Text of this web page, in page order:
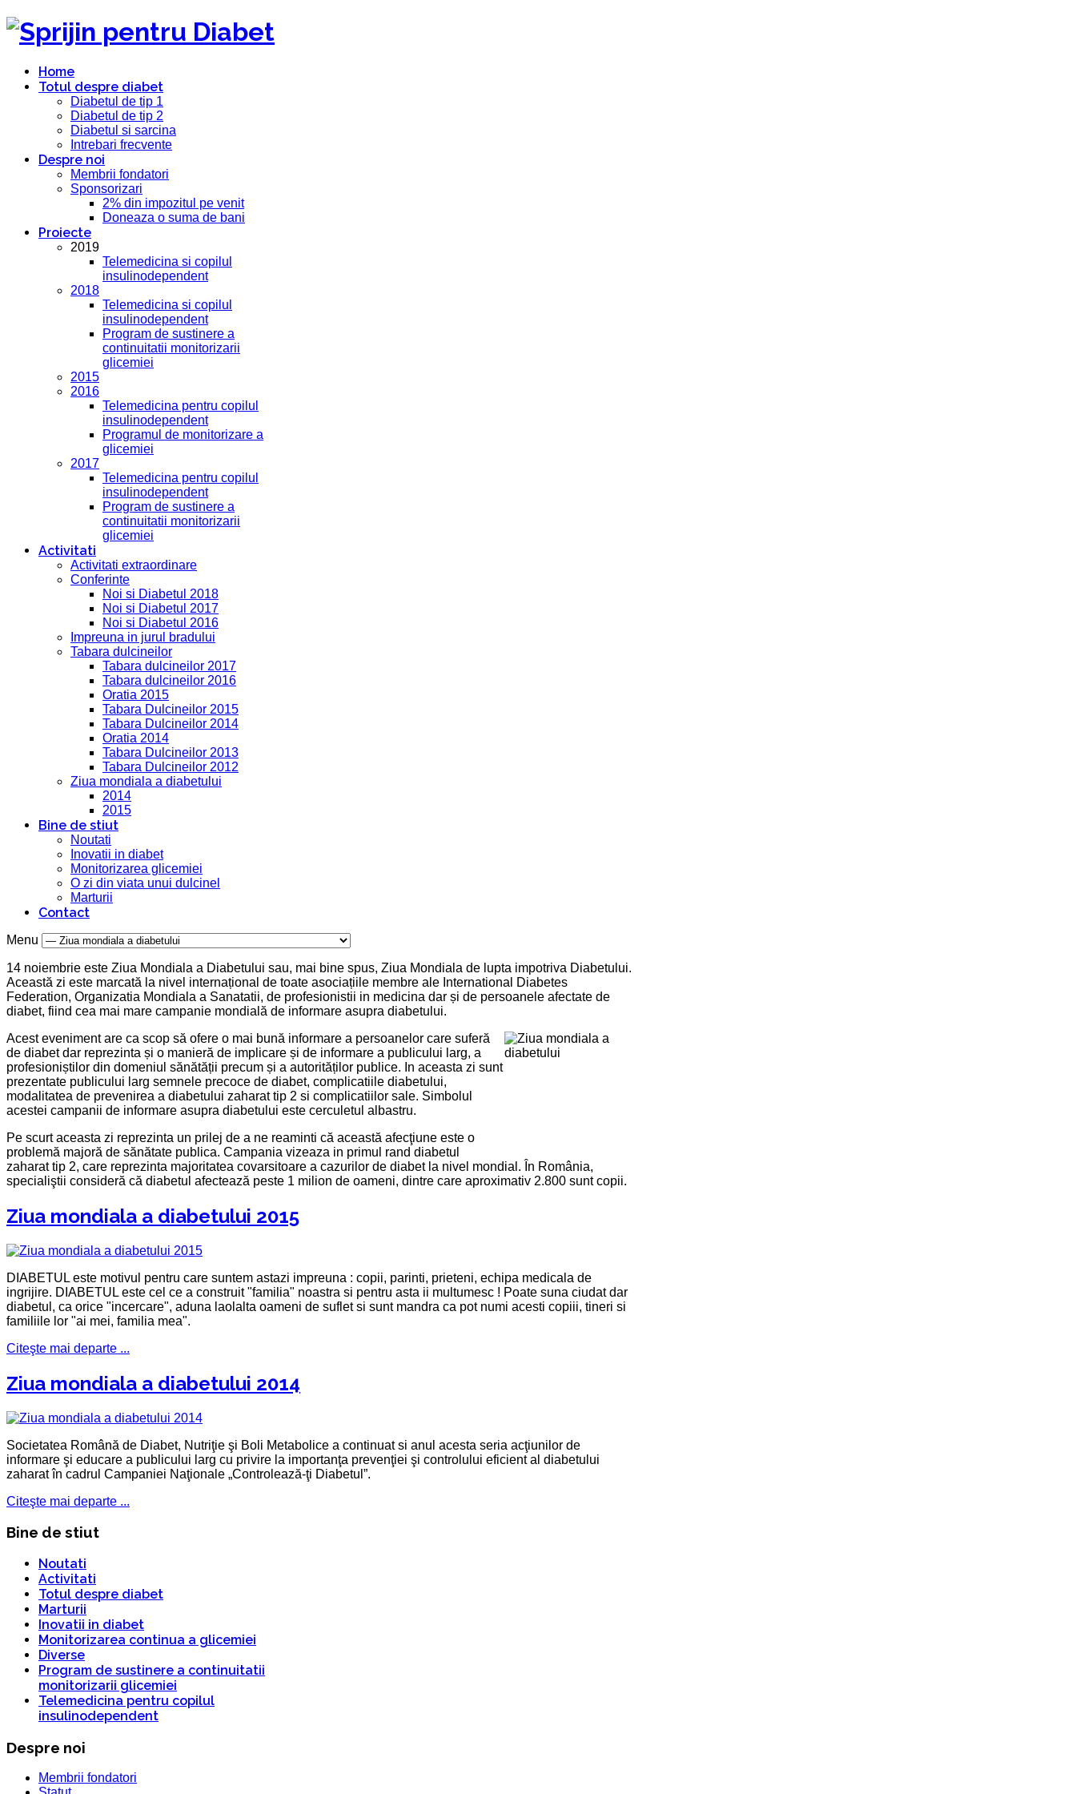
Home
Totul despre diabet
Diabetul de tip 1
Diabetul de tip 2
Diabetul si sarcina
Intrebari frecvente
Despre noi
Membrii fondatori
Sponsorizari
2% din impozitul pe venit
Doneaza o suma de bani
Proiecte
2019
Telemedicina si copilul
insulinodependent
2018
Telemedicina si copilul
insulinodependent
Program de sustinere a
continuitatii monitorizarii
glicemiei
2015
2016
Telemedicina pentru copilul
insulinodependent
Programul de monitorizare a
glicemiei
2017
Telemedicina pentru copilul
insulinodependent
Program de sustinere a
continuitatii monitorizarii
glicemiei
Activitati
Activitati extraordinare
Conferinte
Noi si Diabetul 2018
Noi si Diabetul 2017
Noi si Diabetul 2016
Impreuna in jurul bradului
Tabara dulcineilor
Tabara dulcineilor 2017
Tabara dulcineilor 2016
Oratia 2015
Tabara Dulcineilor 2015
Tabara Dulcineilor 2014
Oratia 2014
Tabara Dulcineilor 2013
Tabara Dulcineilor 2012
Ziua mondiala a diabetului
2014
2015
Bine de stiut
Noutati
Inovatii in diabet
Monitorizarea glicemiei
O zi din viata unui dulcinel
Marturii
Contact
Menu
14 noiembrie este Ziua Mondiala a Diabetului sau, mai bine spus, Ziua Mondiala de lupta impotriva Diabetului.
Această zi este marcată la nivel internațional de toate asociațiile membre ale International Diabetes
Federation, Organizatia Mondiala a Sanatatii, de profesionistii in medicina dar și de persoanele afectate de
diabet, fiind cea mai mare campanie mondială de informare asupra diabetului.
Acest eveniment are ca scop să ofere o mai bună informare a persoanelor care suferă
de diabet dar reprezinta și o manieră de implicare și de informare a publicului larg, a
profesioniștilor din domeniul sănătății precum și a autorităților publice. In aceasta zi sunt
prezentate publicului larg semnele precoce de diabet, complicatiile diabetului,
modalitatea de prevenirea a diabetului zaharat tip 2 si complicatiilor sale. Simbolul
acestei campanii de informare asupra diabetului este cerculetul albastru.
Pe scurt aceasta zi reprezinta un prilej de a ne reaminti că această afecţiune este o
problemă majoră de sănătate publica. Campania vizeaza in primul rand diabetul
zaharat tip 2, care reprezinta majoritatea covarsitoare a cazurilor de diabet la nivel mondial. În România,
specialiştii consideră că diabetul afectează peste 1 milion de oameni, dintre care aproximativ 2.800 sunt copii.
Ziua mondiala a diabetului 2015
DIABETUL este motivul pentru care suntem astazi impreuna : copii, parinti, prieteni, echipa medicala de
ingrijire. DIABETUL este cel ce a construit "familia" noastra si pentru asta ii multumesc ! Poate suna ciudat dar
diabetul, ca orice "incercare", aduna laolalta oameni de suflet si sunt mandra ca pot numi acesti copiii, tineri si
familiile lor "ai mei, familia mea".
Citeşte mai departe ...
Ziua mondiala a diabetului 2014
Societatea Română de Diabet, Nutriţie şi Boli Metabolice a continuat si anul acesta seria acţiunilor de
informare şi educare a publicului larg cu privire la importanţa prevenţiei şi controlului eficient al diabetului
zaharat în cadrul Campaniei Naţionale „Controlează-ţi Diabetul”.
Citeşte mai departe ...
Bine de stiut
Noutati
Activitati
Totul despre diabet
Marturii
Inovatii in diabet
Monitorizarea continua a glicemiei
Diverse
Program de sustinere a continuitatii
monitorizarii glicemiei
Telemedicina pentru copilul
insulinodependent
Despre noi
Membrii fondatori